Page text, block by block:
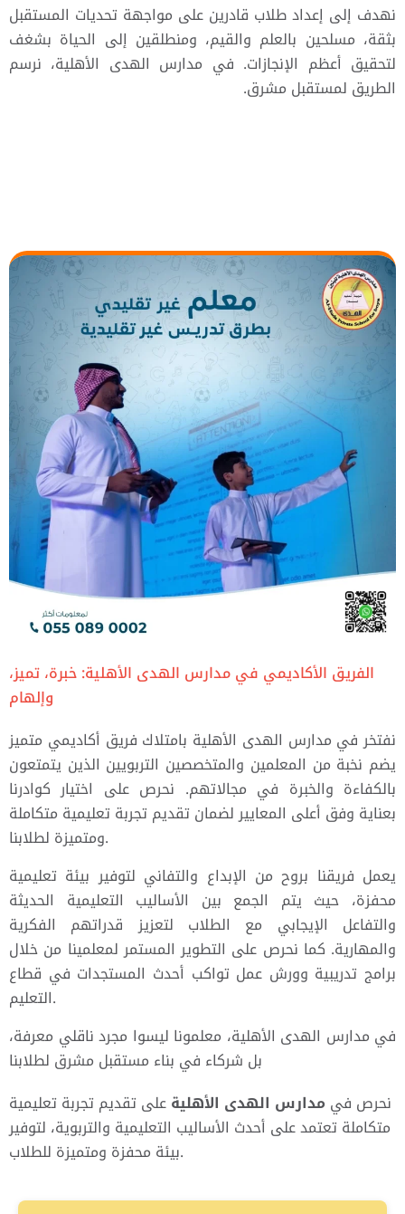
نهدف إلى إعداد طلاب قادرين على مواجهة تحديات المستقبل
بثقة، مسلحين بالعلم والقيم، ومنطلقين إلى الحياة بشغف
لتحقيق أعظم الإنجازات. في مدارس الهدى الأهلية، نرسم
الطريق لمستقبل مشرق.
الفريق الأكاديمي في مدارس الهدى الأهلية: خبرة، تميز،
وإلهام
نفتخر في مدارس الهدى الأهلية بامتلاك فريق أكاديمي متميز
يضم نخبة من المعلمين والمتخصصين التربويين الذين يتمتعون
بالكفاءة والخبرة في مجالاتهم. نحرص على اختيار كوادرنا
بعناية وفق أعلى المعايير لضمان تقديم تجربة تعليمية متكاملة
ومتميزة لطلابنا.
يعمل فريقنا بروح من الإبداع والتفاني لتوفير بيئة تعليمية
محفزة، حيث يتم الجمع بين الأساليب التعليمية الحديثة
والتفاعل الإيجابي مع الطلاب لتعزيز قدراتهم الفكرية
والمهارية. كما نحرص على التطوير المستمر لمعلمينا من خلال
برامج تدريبية وورش عمل تواكب أحدث المستجدات في قطاع
التعليم.
في مدارس الهدى الأهلية، معلمونا ليسوا مجرد ناقلي معرفة،
بل شركاء في بناء مستقبل مشرق لطلابنا
نحرص في مدارس الهدى الأهليةعلى تقديم تجربة تعليمية
متكاملة تعتمد على أحدث الأساليب التعليمية والتربوية، لتوفير
بيئة محفزة ومتميزة للطلاب.